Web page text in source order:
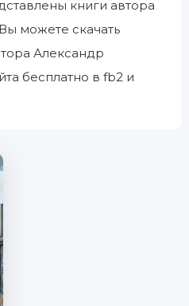
книги автора
можете скачать
Александр
бесплатно в fb2 и